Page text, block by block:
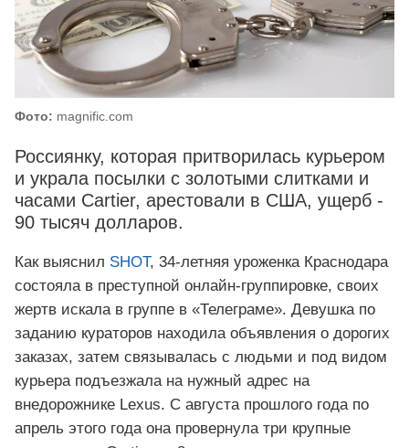
Фото: magnific.com
Россиянку, которая притворилась курьером
и украла посылки с золотыми слитками и
часами Cartier, арестовали в США, ущерб -
90 тысяч долларов.
Как выяснил SHOT, 34-летняя уроженка Краснодара
состояла в преступной онлайн-группировке, своих
жертв искала в группе в «Телеграме». Девушка по
заданию кураторов находила объявления о дорогих
заказах, затем связывалась с людьми и под видом
курьера подъезжала на нужный адрес на
внедорожнике Lexus. С августа прошлого года по
апрель этого года она провернула три крупные